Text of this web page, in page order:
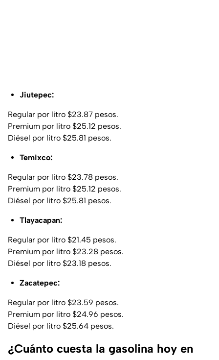
Jiutepec:
Regular por litro $23.87 pesos.
Premium por litro $25.12 pesos.
Diésel por litro $25.81 pesos.
Temixco:
Regular por litro $23.78 pesos.
Premium por litro $25.12 pesos.
Diésel por litro $25.81 pesos.
Tlayacapan:
Regular por litro $21.45 pesos.
Premium por litro $23.28 pesos.
Diésel por litro $23.18 pesos.
Zacatepec:
Regular por litro $23.59 pesos.
Premium por litro $24.96 pesos.
Diésel por litro $25.64 pesos.
¿Cuánto cuesta la gasolina hoy en